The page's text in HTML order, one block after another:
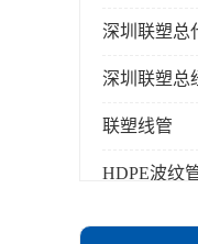
深圳联塑总
深圳联塑总
联塑线管
HDPE波纹